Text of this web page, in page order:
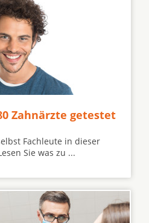
Zahnärzte getestet
Fachleute in dieser
Sie was zu ...